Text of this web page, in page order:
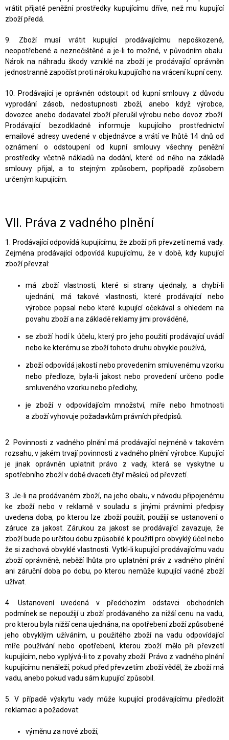
vrátit přijaté peněžní prostředky kupujícímu dříve, než mu kupující
zboží předá.
9. Zboží musí vrátit kupující prodávajícímu nepoškozené,
neopotřebené a neznečištěné a je-li to možné, v původním obalu.
Nárok na náhradu škody vzniklé na zboží je prodávající oprávněn
jednostranně započíst proti nároku kupujícího na vrácení kupní ceny.
10. Prodávající je oprávněn odstoupit od kupní smlouvy z důvodu
vyprodání zásob, nedostupnosti zboží, anebo když výrobce,
dovozce anebo dodavatel zboží přerušil výrobu nebo dovoz zboží.
Prodávající bezodkladně informuje kupujícího prostřednictví
emailové adresy uvedené v objednávce a vrátí ve lhůtě 14 dnů od
oznámení o odstoupení od kupní smlouvy všechny peněžní
prostředky včetně nákladů na dodání, které od něho na základě
smlouvy přijal, a to stejným způsobem, popřípadě způsobem
určeným kupujícím.
VII. Práva z vadného plnění
1. Prodávající odpovídá kupujícímu, že zboží při převzetí nemá vady.
Zejména prodávající odpovídá kupujícímu, že v době, kdy kupující
zboží převzal:
má zboží vlastnosti, které si strany ujednaly, a chybí-li
ujednání, má takové vlastnosti, které prodávající nebo
výrobce popsal nebo které kupující očekával s ohledem na
povahu zboží a na základě reklamy jimi prováděné,
se zboží hodí k účelu, který pro jeho použití prodávající uvádí
nebo ke kterému se zboží tohoto druhu obvykle používá,
zboží odpovídá jakostí nebo provedením smluvenému vzorku
nebo předloze, byla-li jakost nebo provedení určeno podle
smluveného vzorku nebo předlohy,
je zboží v odpovídajícím množství, míře nebo hmotnosti
a zboží vyhovuje požadavkům právních předpisů.
2. Povinnosti z vadného plnění má prodávající nejméně v takovém
rozsahu, v jakém trvají povinnosti z vadného plnění výrobce. Kupující
je jinak oprávněn uplatnit právo z vady, která se vyskytne u
spotřebního zboží v době dvaceti čtyř měsíců od převzetí.
3. Je-li na prodávaném zboží, na jeho obalu, v návodu připojenému
ke zboží nebo v reklamě v souladu s jinými právními předpisy
uvedena doba, po kterou lze zboží použít, použijí se ustanovení o
záruce za jakost. Zárukou za jakost se prodávající zavazuje, že
zboží bude po určitou dobu způsobilé k použití pro obvyklý účel nebo
že si zachová obvyklé vlastnosti. Vytkl-li kupující prodávajícímu vadu
zboží oprávněně, neběží lhůta pro uplatnění práv z vadného plnění
ani záruční doba po dobu, po kterou nemůže kupující vadné zboží
užívat.
4. Ustanovení uvedená v předchozím odstavci obchodních
podmínek se nepoužijí u zboží prodávaného za nižší cenu na vadu,
pro kterou byla nižší cena ujednána, na opotřebení zboží způsobené
jeho obvyklým užíváním, u použitého zboží na vadu odpovídající
míře používání nebo opotřebení, kterou zboží mělo při převzetí
kupujícím, nebo vyplývá-li to z povahy zboží. Právo z vadného plnění
kupujícímu nenáleží, pokud před převzetím zboží věděl, že zboží má
vadu, anebo pokud vadu sám kupující způsobil.
5. V případě výskytu vady může kupující prodávajícímu předložit
reklamaci a požadovat:
výměnu za nové zboží,